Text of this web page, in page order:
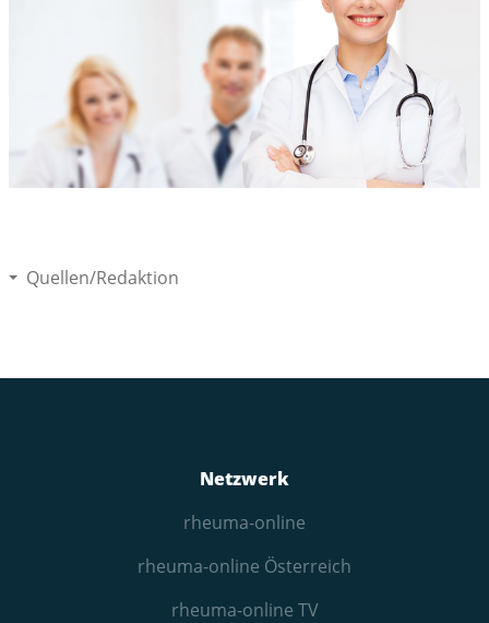
Quellen/Redaktion
Netzwerk
rheuma-online
rheuma-online Österreich
rheuma-online TV